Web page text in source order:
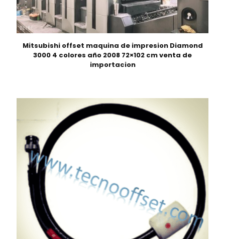
Mitsubishi offset maquina de impresion Diamond
3000 4 colores año 2008 72×102 cm venta de
importacion